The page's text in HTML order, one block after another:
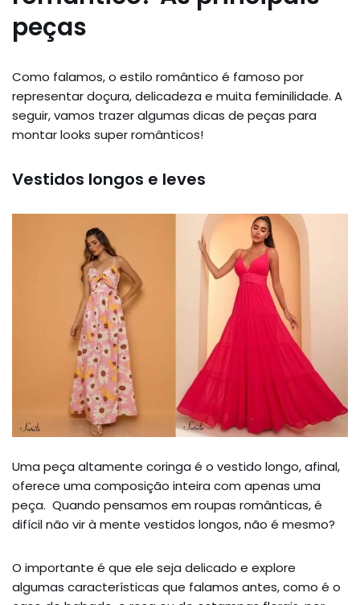
peças
Como falamos, o estilo romântico é famoso por
representar doçura, delicadeza e muita feminilidade. A
seguir, vamos trazer algumas dicas de peças para
montar looks super românticos!
Vestidos longos e leves
Uma peça altamente coringa é o vestido longo, afinal,
oferece uma composição inteira com apenas uma
peça. Quando pensamos em roupas românticas, é
difícil não vir à mente vestidos longos, não é mesmo?
O importante é que ele seja delicado e explore
algumas características que falamos antes, como é o